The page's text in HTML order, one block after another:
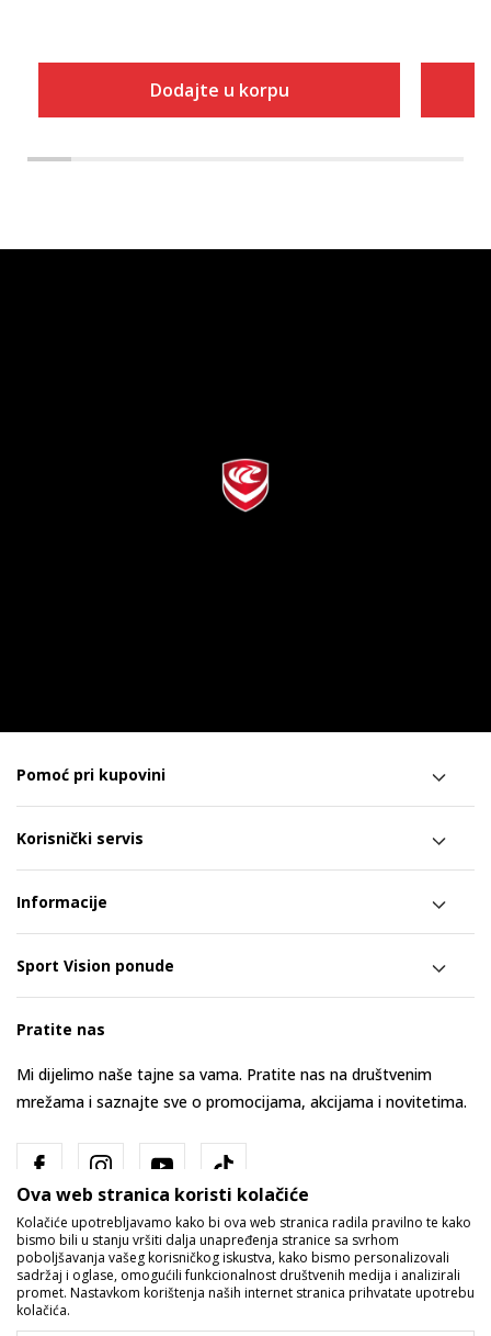
Dodajte u korpu
Pomoć pri kupovini
Korisnički servis
Informacije
Sport Vision ponude
Pratite nas
Mi dijelimo naše tajne sa vama. Pratite nas na društvenim
mrežama i saznajte sve o promocijama, akcijama i novitetima.
Bosna i Hercegovina Promijenite
Ova web stranica koristi kolačiće
Kolačiće upotrebljavamo kako bi ova web stranica radila pravilno te kako
bismo bili u stanju vršiti dalja unapređenja stranice sa svrhom
poboljšavanja vašeg korisničkog iskustva, kako bismo personalizovali
sadržaj i oglase, omogućili funkcionalnost društvenih medija i analizirali
promet. Nastavkom korištenja naših internet stranica prihvatate upotrebu
kolačića.